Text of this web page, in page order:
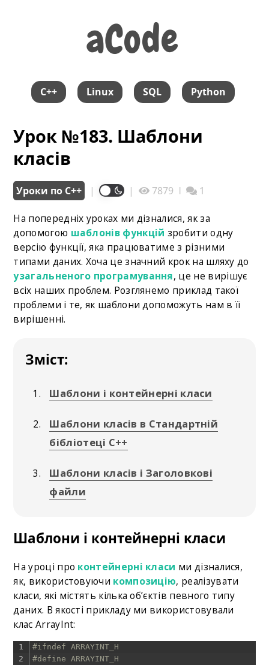
aCode
aCode
C++ Linux SQL Python
Урок №183. Шаблони
класів
Уроки по С++ | | 7879 ǀ 1
На попередніх уроках ми дізналися, як за
допомогою шаблонів функцій зробити одну
версію функції, яка працюватиме з різними
типами даних. Хоча це значний крок на шляху до
узагальненого програмування, це не вирішує
всіх наших проблем. Розглянемо приклад такої
проблеми і те, як шаблони допоможуть нам в її
вирішенні.
Зміст:
Шаблони і контейнерні класи
Шаблони класів в Стандартній
бібліотеці С++
Шаблони класів і Заголовкові
файли
Шаблони і контейнерні класи
На уроці про контейнерні класи ми дізналися,
як, використовуючи композицію, реалізувати
класи, які містять кілька об’єктів певного типу
даних. В якості прикладу ми використовували
клас ArrayInt:
1
2
#ifndef ARRAYINT_H
#define ARRAYINT_H